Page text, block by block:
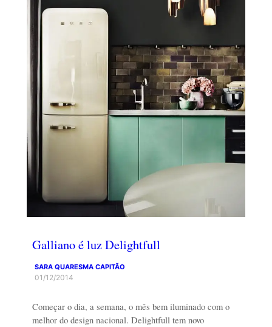
Galliano é luz Delightfull
SARA QUARESMA CAPITÃO
01/12/2014
Começar o dia, a semana, o mês bem iluminado com o
melhor do design nacional. Delightfull tem novo